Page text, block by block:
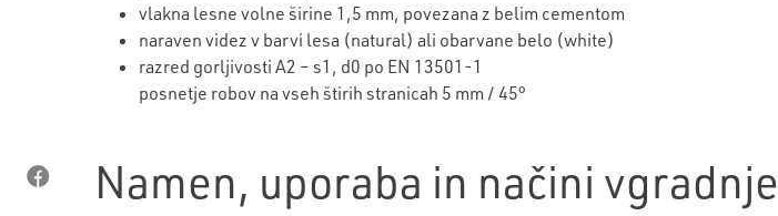
vlakna lesne volne širine 1,5 mm, povezana z belim cementom
naraven videz v barvi lesa (natural) ali obarvane belo (white)
razred gorljivosti A2 – s1, d0 po EN 13501-1
posnetje robov na vseh štirih stranicah 5 mm / 45°
Namen, uporaba in načini vgradnje